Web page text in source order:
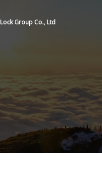
Group Co., Ltd